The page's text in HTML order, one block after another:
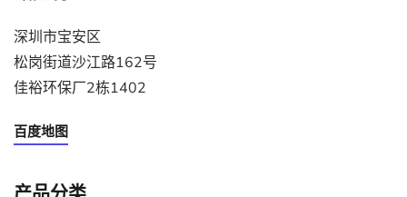
深圳市宝安区
松岗街道沙江路162号
佳裕环保厂2栋1402
百度地图